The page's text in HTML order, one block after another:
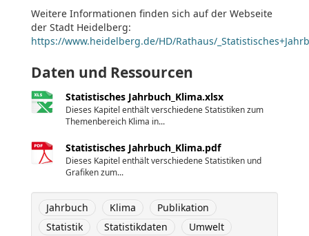
Weitere Informationen finden sich auf der Webseite
der Stadt Heidelberg:
https://www.heidelberg.de/HD/Rathaus/
Daten und Ressourcen
Statistisches Jahrbuch_Klima.xlsx
Dieses Kapitel enthält verschiedene Statistiken zum
Themenbereich Klima in...
Statistisches Jahrbuch_Klima.pdf
Dieses Kapitel enthält verschiedene Statistiken und
Grafiken zum...
Jahrbuch Klima
Publikation
Statistik
Statistikdaten
Umwelt